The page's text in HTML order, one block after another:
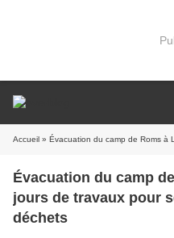
Accueil » Évacuation du camp de Roms à
Évacuation du camp
jours de travaux pour
déchets